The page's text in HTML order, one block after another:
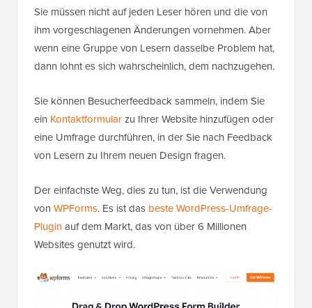
Sie müssen nicht auf jeden Leser hören und die von
ihm vorgeschlagenen Änderungen vornehmen. Aber
wenn eine Gruppe von Lesern dasselbe Problem hat,
dann lohnt es sich wahrscheinlich, dem nachzugehen.
Sie können Besucherfeedback sammeln, indem Sie
ein Kontaktformularzu Ihrer Website hinzufügen oder
eine Umfrage durchführen, in der Sie nach Feedback
von Lesern zu Ihrem neuen Design fragen.
Der einfachste Weg, dies zu tun, ist die Verwendung
von WPForms. Es ist das beste WordPress-Umfrage-
Pluginauf dem Markt, das von über 6 Millionen
Websites genutzt wird.